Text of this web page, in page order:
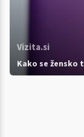
Vizita.si
Kako se žensko